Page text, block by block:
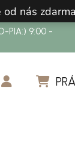
nás
PIA:) 9:00 -